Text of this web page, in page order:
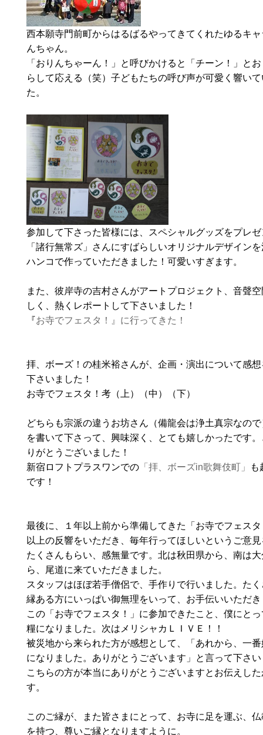
西本願寺門前町からはるばるやってきてくれたゆるキ
んちゃん。
「おりんちゃーん！」と呼びかけると「チーン！」と
らして応える（笑）子どもたちの呼び声が可愛く響い
た。
参加して下さった皆様には、スペシャルグッズをプレ
「諸行無常ズ」さんにすばらしいオリジナルデザイン
ハンコで作っていただきました！可愛いすぎます。
また、彼岸寺の吉村さんがアートプロジェクト、音聲
しく、熱くレポートして下さいました！
『お寺でフェスタ！』に行ってきた！
拝、ボーズ！の桂米裕さんが、企画・演出について感
下さいました！
お寺でフェスタ！考（上）（中）（下）
どちらも宗派の違うお坊さん（備龍会は浄土真宗なの
を書いて下さって、興味深く、とても嬉しかったです
りがとうございました！
新宿ロフトプラスワンでの 「拝、ボーズin歌舞伎町」
も
です！
最後に、１年以上前から準備してきた「お寺でフェス
以上の反響をいただき、毎年行ってほしいというご意
たくさんもらい、感無量です。北は秋田県から、南は
ら、尾道に来ていただきました。
スタッフはほぼ若手僧侶で、手作りで行いました。た
縁ある方にいっぱい御無理をいって、お手伝いいただ
この「お寺でフェスタ！」に参加できたこと、僕にと
糧になりました。次はメリシャカＬＩＶＥ！！
被災地から来られた方が感想として、「あれから、一
になりました。ありがとうございます」と言って下さ
こちらの方が本当にありがとうございますとお伝えし
す。
このご縁が、また皆さまにとって、お寺に足を運ぶ、
を持つ、尊いご縁となりますように。